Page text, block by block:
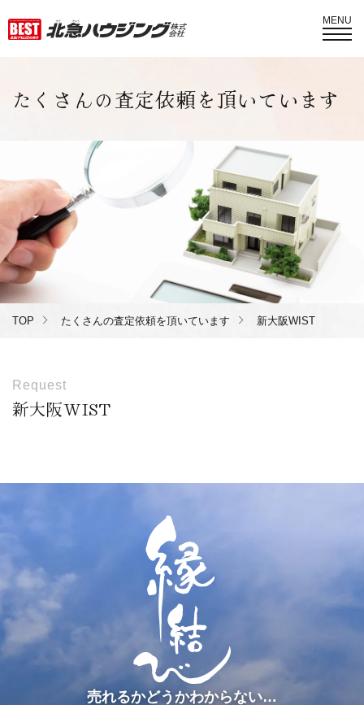
MENU
たくさんの査定依頼を頂いています
TOP たくさんの査定依頼を頂いています 新大阪WIST
Request
新大阪WIST
売れるかどうかわからない…